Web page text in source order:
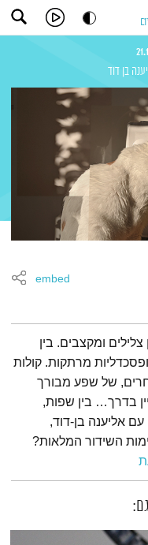
בן דוד
embed
ומקצבים. בין
מרתקות. קולות
של שפע מבורך
שעדיין בדרך… בין שפות,
עם אליענה בן-דוד,
השידור המלאות?